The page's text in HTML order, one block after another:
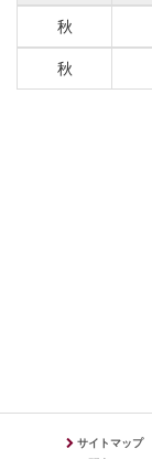
秋
秋
サイトマップ